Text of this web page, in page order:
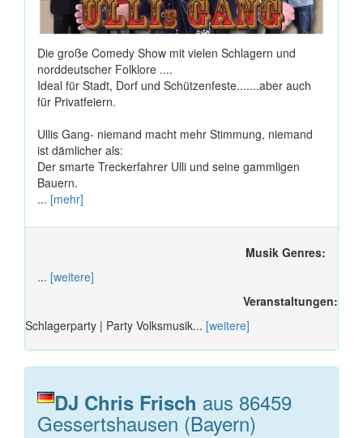
Die große Comedy Show mit vielen Schlagern und
norddeutscher Folklore ....
Ideal für Stadt, Dorf und Schützenfeste.......aber auch
für Privatfeiern.
Ullis Gang- niemand macht mehr Stimmung, niemand
ist dämlicher als:
Der smarte Treckerfahrer Ulli und seine gammligen
Bauern.
... [mehr]
Musik Genres:
... [weitere]
Veranstaltungen:
Schlagerparty | Party Volksmusik... [weitere]
DJ Chris Frisch aus 86459
Gessertshausen (Bayern)